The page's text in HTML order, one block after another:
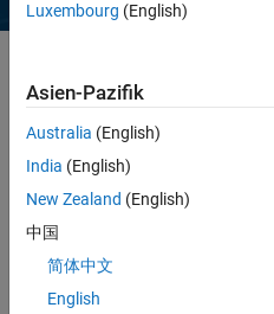
Mit MATLAB und Simulink können
Algorithmen und Geräte für die
entwickeln und testen und dabei die
Vorschriften und Standards der
einhalten. Sie können die MATLAB-
Simulink-Produkte für medizinische
validieren, um beim
die FDA-/CE-Vorschriften zu erfüllen
Luxembourg (English)
Asien-Pazifik
Australia (English)
India (English)
New Zealand (English)
中国
简体中文
English